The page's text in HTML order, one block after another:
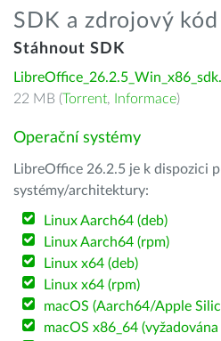
SDK a zdrojový kód
Stáhnout SDK
22 MB (Torrent, Informace)
Operační systémy
LibreOffice 26.2.5 je k dispozici
systémy/architektury:
Linux Aarch64 (deb)
Linux Aarch64 (rpm)
Linux x64 (deb)
Linux x64 (rpm)
macOS (Aarch64/Apple
macOS x86_64